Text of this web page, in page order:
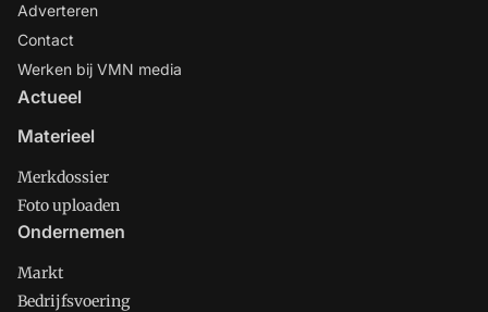
Adverteren
Contact
Werken bij VMN media
Actueel
Materieel
Merkdossier
Foto uploaden
Ondernemen
Markt
Bedrijfsvoering